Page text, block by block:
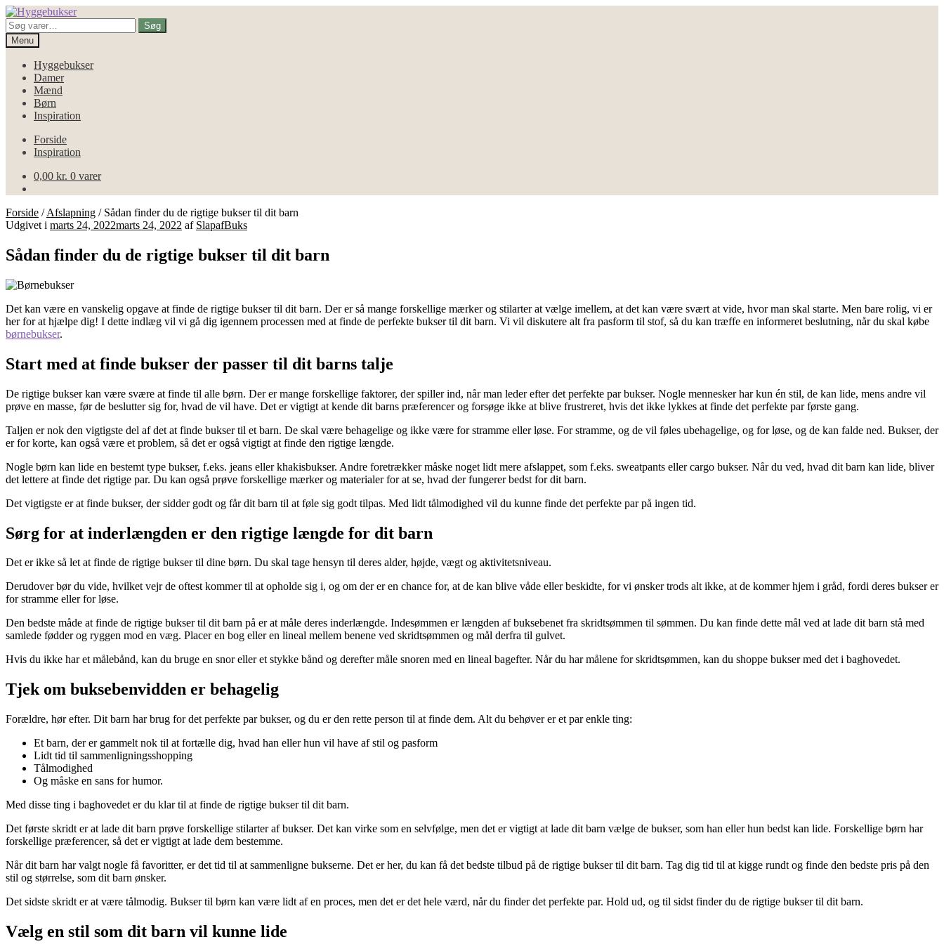
Spring
til
navigation
Spring
til
indhold
Søg
efter:
Søg
Menu
Hyggebukser
Damer
Mænd
Børn
Inspiration
Forside
Inspiration
0,00 kr. 0 varer
Forside /Afslapning / Sådan finder du de rigtige bukser til dit barn
Udgivet i marts 24, 2022marts 24, 2022 af SlapafBuks
Sådan finder du de rigtige bukser til dit barn
Det kan være en vanskelig opgave at finde de rigtige bukser til dit barn. Der er så mange forskellige mærker og stilarter at vælge imellem, at det kan være svært at vide, hvor man skal starte. Men bare rolig, vi er
her for at hjælpe dig! I dette indlæg vil vi gå dig igennem processen med at finde de perfekte bukser til dit barn. Vi vil diskutere alt fra pasform til stof, så du kan træffe en informeret beslutning, når du skal købe
børnebukser.
Start med at finde bukser der passer til dit barns talje
De rigtige bukser kan være svære at finde til alle børn. Der er mange forskellige faktorer, der spiller ind, når man leder efter det perfekte par bukser. Nogle mennesker har kun én stil, de kan lide, mens andre vil
prøve en masse, før de beslutter sig for, hvad de vil have. Det er vigtigt at kende dit barns præferencer og forsøge ikke at blive frustreret, hvis det ikke lykkes at finde det perfekte par første gang.
Taljen er nok den vigtigste del af det at finde bukser til et barn. De skal være behagelige og ikke være for stramme eller løse. For stramme, og de vil føles ubehagelige, og for løse, og de kan falde ned. Bukser, der
er for korte, kan også være et problem, så det er også vigtigt at finde den rigtige længde.
Nogle børn kan lide en bestemt type bukser, f.eks. jeans eller khakisbukser. Andre foretrækker måske noget lidt mere afslappet, som f.eks. sweatpants eller cargo bukser. Når du ved, hvad dit barn kan lide, bliver
det lettere at finde det rigtige par. Du kan også prøve forskellige mærker og materialer for at se, hvad der fungerer bedst for dit barn.
Det vigtigste er at finde bukser, der sidder godt og får dit barn til at føle sig godt tilpas. Med lidt tålmodighed vil du kunne finde det perfekte par på ingen tid.
Sørg for at inderlængden er den rigtige længde for dit barn
Det er ikke så let at finde de rigtige bukser til dine børn. Du skal tage hensyn til deres alder, højde, vægt og aktivitetsniveau.
Derudover bør du vide, hvilket vejr de oftest kommer til at opholde sig i, og om der er en chance for, at de kan blive våde eller beskidte, for vi ønsker trods alt ikke, at de kommer hjem i gråd, fordi deres bukser er
for stramme eller for løse.
Den bedste måde at finde de rigtige bukser til dit barn på er at måle deres inderlængde. Indesømmen er længden af buksebenet fra skridtsømmen til sømmen. Du kan finde dette mål ved at lade dit barn stå med
samlede fødder og ryggen mod en væg. Placer en bog eller en lineal mellem benene ved skridtsømmen og mål derfra til gulvet.
Hvis du ikke har et målebånd, kan du bruge en snor eller et stykke bånd og derefter måle snoren med en lineal bagefter. Når du har målene for skridtsømmen, kan du shoppe bukser med det i baghovedet.
Tjek om buksebenvidden er behagelig
Forældre, hør efter. Dit barn har brug for det perfekte par bukser, og du er den rette person til at finde dem. Alt du behøver er et par enkle ting:
Et barn, der er gammelt nok til at fortælle dig, hvad han eller hun vil have af stil og pasform
Lidt tid til sammenligningsshopping
Tålmodighed
Og måske en sans for humor.
Med disse ting i baghovedet er du klar til at finde de rigtige bukser til dit barn.
Det første skridt er at lade dit barn prøve forskellige stilarter af bukser. Det kan virke som en selvfølge, men det er vigtigt at lade dit barn vælge de bukser, som han eller hun bedst kan lide. Forskellige børn har
forskellige præferencer, så det er vigtigt at lade dem bestemme.
Når dit barn har valgt nogle få favoritter, er det tid til at sammenligne bukserne. Det er her, du kan få det bedste tilbud på de rigtige bukser til dit barn. Tag dig tid til at kigge rundt og finde den bedste pris på den
stil og størrelse, som dit barn ønsker.
Det sidste skridt er at være tålmodig. Bukser til børn kan være lidt af en proces, men det er det hele værd, når du finder det perfekte par. Hold ud, og til sidst finder du de rigtige bukser til dit barn.
Vælg en stil som dit barn vil kunne lide